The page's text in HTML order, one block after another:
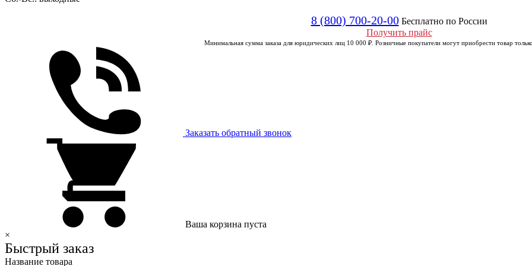
8 (800) 700-20-00 Бесплатно по России
Получить прайс
Минимальная сумма заказа для юридических лиц 10 000 ₽. Розничные покупатели могут приобрести товар
Заказать обратный звонок
Ваша корзина пуста
×
Быстрый заказ
Название товара